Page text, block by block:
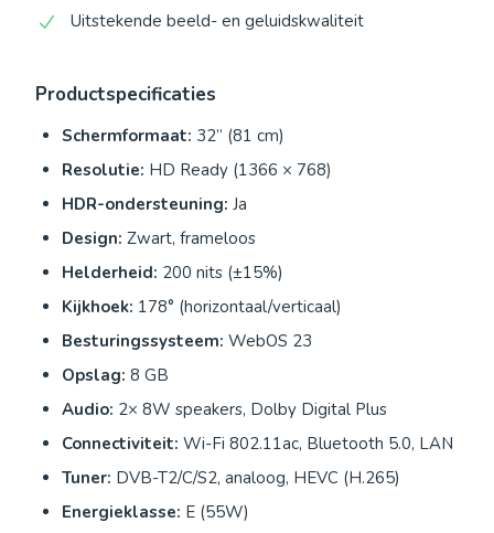
Uitstekende beeld- en geluidskwaliteit
Productspecificaties
Schermformaat: 32” (81 cm)
Resolutie: HD Ready (1366 × 768)
HDR-ondersteuning: Ja
Design: Zwart, frameloos
Helderheid: 200 nits (±15%)
Kijkhoek: 178° (horizontaal/verticaal)
Besturingssysteem: WebOS 23
Opslag: 8 GB
Audio: 2× 8W speakers, Dolby Digital Plus
Connectiviteit: Wi-Fi 802.11ac, Bluetooth 5.0, LAN
Tuner: DVB-T2/C/S2, analoog, HEVC (H.265)
Energieklasse: E (55W)